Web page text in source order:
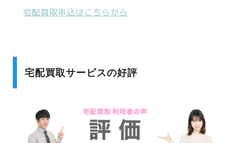
宅配買取申込はこちらから
宅配買取サービスの好評